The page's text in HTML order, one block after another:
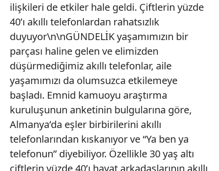
ilişkileri de etkiler hale geldi. Çiftlerin yüzde
40’ı akıllı telefonlardan rahatsızlık
duyuyor\n\nGÜNDELİK yaşamımızın bir
parçası haline gelen ve elimizden
düşürmediğimiz akıllı telefonlar, aile
yaşamımızı da olumsuzca etkilemeye
başladı. Emnid kamuoyu araştırma
kuruluşunun anketinin bulgularına göre,
Almanya’da eşler birbirilerini akıllı
telefonlarından kıskanıyor ve “Ya ben ya
telefonun” diyebiliyor. Özellikle 30 yaş altı
çiftlerin yüzde 40’ı hayat arkadaşlarının akıllı